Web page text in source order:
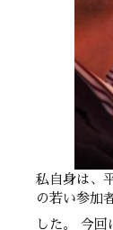
私自身は、
の若い参加
した。 今回